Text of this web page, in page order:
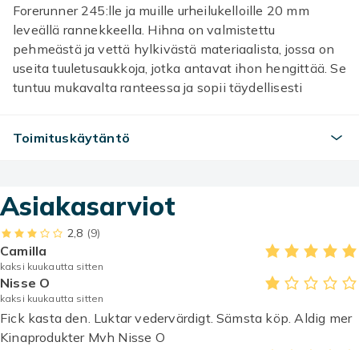
Forerunner 245:lle ja muille urheilukelloille 20 mm
leveällä rannekkeella. Hihna on valmistettu
pehmeästä ja vettä hylkivästä materiaalista, jossa on
useita tuuletusaukkoja, jotka antavat ihon hengittää. Se
tuntuu mukavalta ranteessa ja sopii täydellisesti
Tekniset tiedot:
Yhteensopiva: Garmin Forerunner 245
on 20 mm leveät rannekkeet.
Paketti sisältää:
1 × kellon ranneke
Toimituskäytäntö
Asiakasarviot
2,8 (9)
Camilla
kaksi kuukautta sitten
Nisse O
kaksi kuukautta sitten
Fick kasta den. Luktar vedervärdigt. Sämsta köp. Aldig mer
Kinaprodukter Mvh Nisse O